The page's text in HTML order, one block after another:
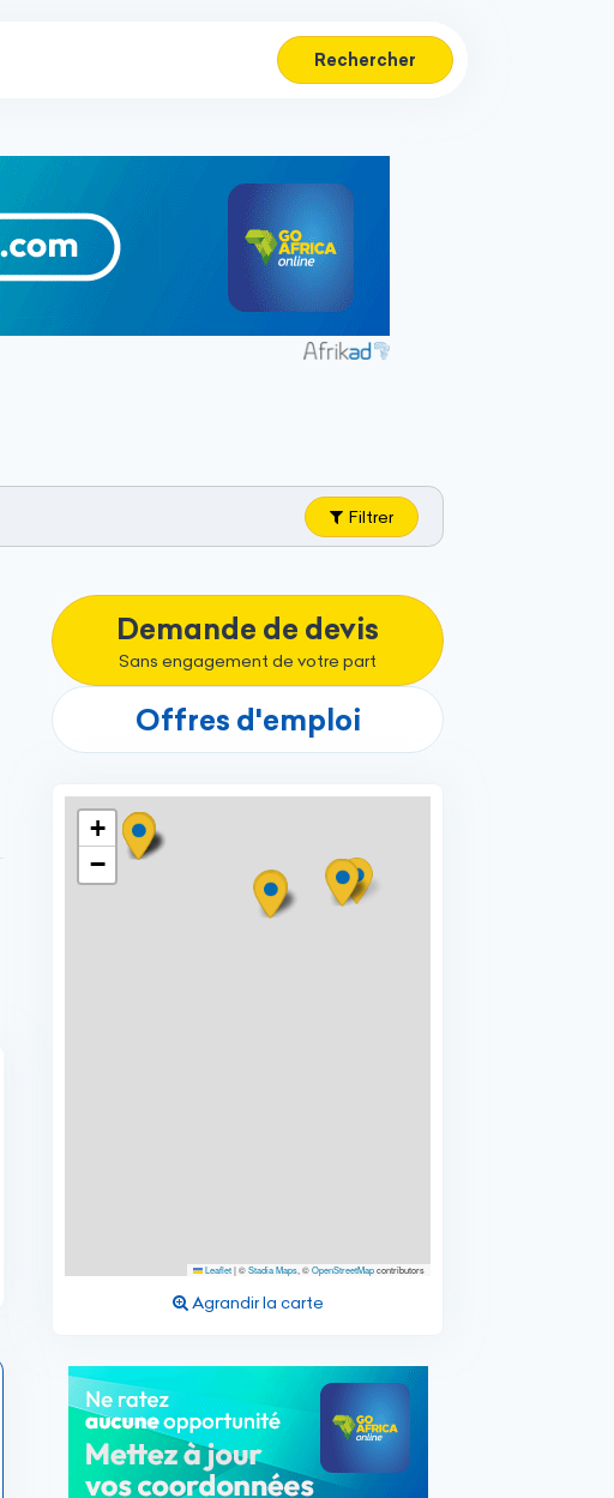
Rechercher
Filtrer
Demande de devis
Sans engagement de votre part
Offres d'emploi
+
−
Leaflet|©Stadia Maps, ©OpenStreetMapcontributors
Agrandir la carte